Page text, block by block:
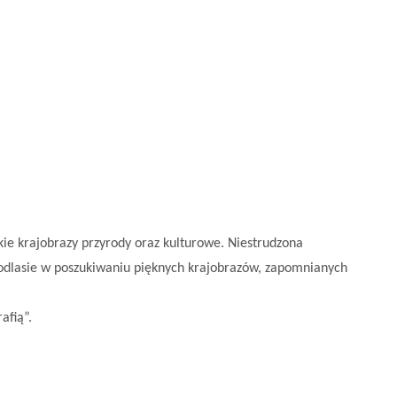
krajobrazy przyrody oraz kulturowe. Niestrudzona
w poszukiwaniu pięknych krajobrazów, zapomnianych